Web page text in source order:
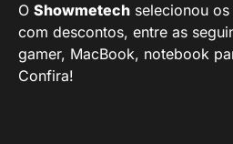
O Showmetech selecionou
com descontos, entre as
gamer, MacBook, notebook
Confira!